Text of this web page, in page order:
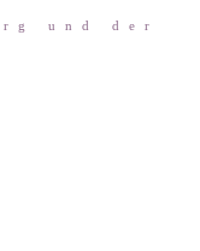
und der